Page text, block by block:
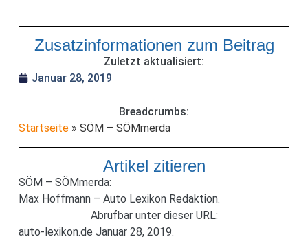
Zusatzinformationen zum Beitrag
Zuletzt aktualisiert:
Januar 28, 2019
Breadcrumbs:
Startseite» SÖM – SÖMmerda
Artikel zitieren
SÖM – SÖMmerda:
Max Hoffmann – Auto Lexikon Redaktion.
Abrufbar unter dieser URL:
auto-lexikon.de Januar 28, 2019.